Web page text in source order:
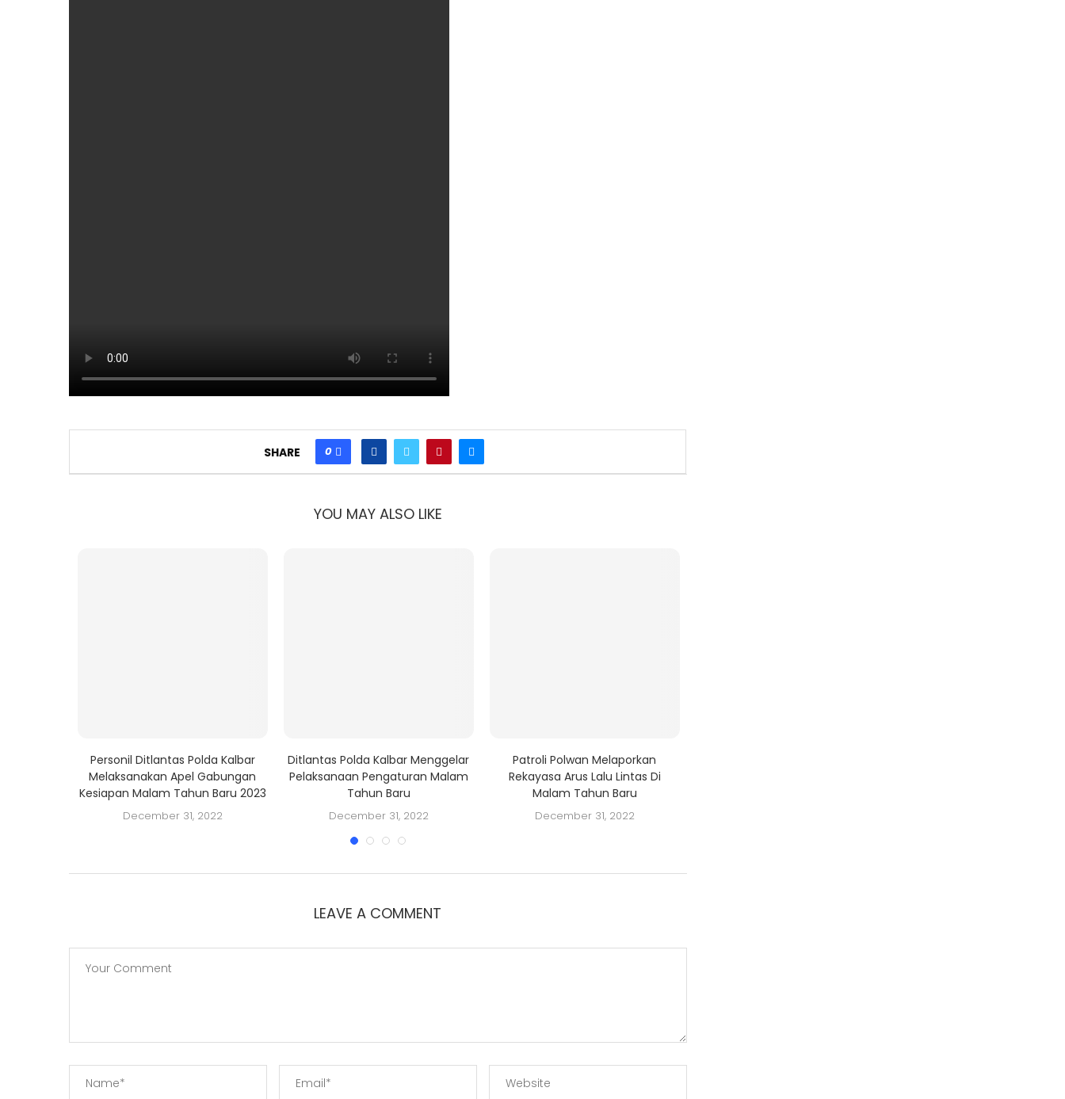
SHARE 0
YOU MAY ALSO LIKE
Personil Ditlantas Polda Kalbar
Melaksanakan Apel Gabungan
Kesiapan Malam Tahun Baru 2023
December 31, 2022
Ditlantas Polda Kalbar Menggelar
Pelaksanaan Pengaturan Malam
Tahun Baru
December 31, 2022
Patroli Polwan Melaporkan
Rekayasa Arus Lalu Lintas Di
Malam Tahun Baru
December 31, 2022
LEAVE A COMMENT